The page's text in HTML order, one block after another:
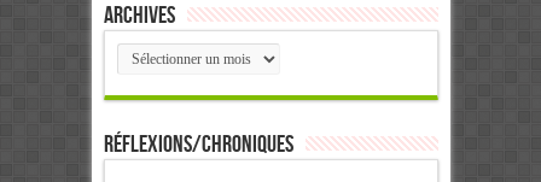
Archives
Archives
Réflexions/Chroniques